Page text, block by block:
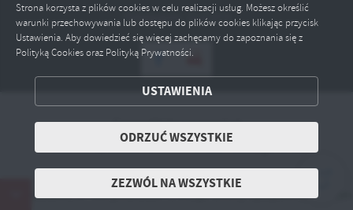
Strona korzysta z plików cookies w celu realizacji usług. Możesz określić
warunki przechowywania lub dostępu do plików cookies klikając przycisk
Ustawienia. Aby dowiedzieć się więcej zachęcamy do zapoznania się z
Polityką Cookies oraz Polityką Prywatności.
USTAWIENIA
ODRZUĆ WSZYSTKIE
ZEZWÓL NA WSZYSTKIE
ZAPISZ WYBRANE
ZEZWÓL NA WSZYSTKIE
Odwiedzin: 2121373
Copyright by ryczywol.pl
17 sierpnia 2026 r., Urząd Gminy Ryczywół oraz